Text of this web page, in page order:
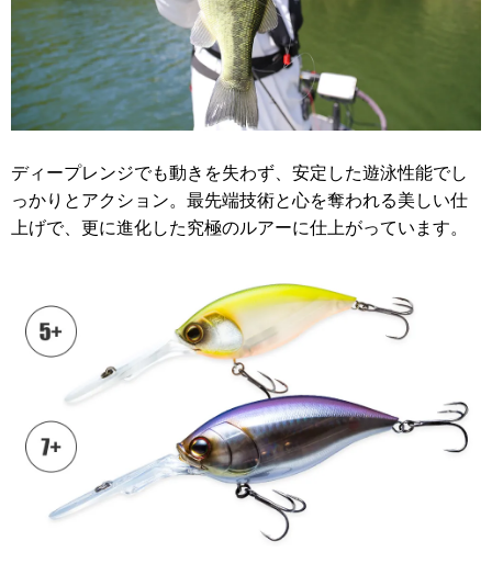
ディープレンジでも動きを失わず、安定した遊泳性能でし
っかりとアクション。最先端技術と心を奪われる美しい仕
上げで、更に進化した究極のルアーに仕上がっています。